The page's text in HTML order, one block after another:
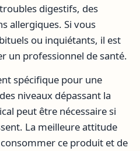
digestifs, des
allergiques. Si vous
ou inquiétants, il est
un professionnel de santé.
spécifique pour une
niveaux dépassant la
peut être nécessaire si
La meilleure attitude
ce produit et de